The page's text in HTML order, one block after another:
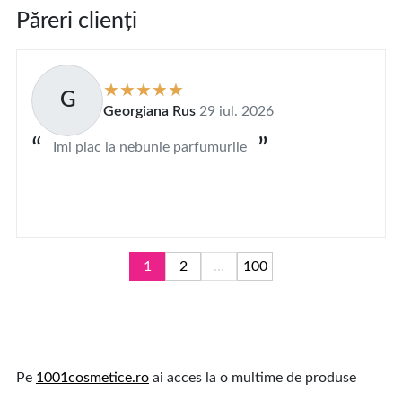
Păreri clienți
G Georgiana Rus 29 iul. 2026
Imi plac la nebunie parfumurile
1 2 ... 100
Pe 1001cosmetice.ro ai acces la o multime de produse